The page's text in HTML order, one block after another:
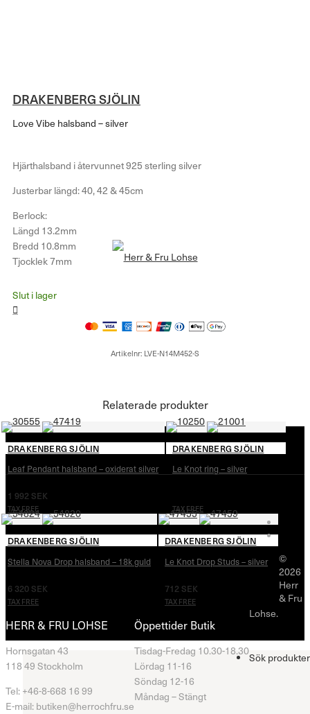
DRAKENBERG SJÖLIN
Love Vibe halsband – silver
Hjärthalsband i återvunnet 925 sterling silver
Justerbar längd: 40, 42 & 45cm
Berlock:
Längd 13.2mm
Bredd 10.8mm
Tjocklek 7mm
Slut i lager
Artikelnr: LVE-N14M452-S
Relaterade produkter
DRAKENBERG SJÖLIN
Leaf Pendant halsband – oxiderat silver
1 992 SEK
TAX FREE
DRAKENBERG SJÖLIN
Le Knot ring – silver
TAX FREE
DRAKENBERG SJÖLIN
Stella Nova Drop halsband – 18k guld
6 320 SEK
TAX FREE
DRAKENBERG SJÖLIN
Le Knot Drop Studs – silver
712 SEK
TAX FREE
HERR & FRU LOHSE
Hornsgatan 43
118 49 Stockholm
Tel: +46-8-668 16 99
E-mail: butiken@herrochfru.se
Öppettider Butik
Tisdag-Fredag 10.30-18.30
Lördag 11-16
Söndag 12-16
Måndag – Stängt
©
2026
Herr
& Fru
Lohse.
Sök produkter